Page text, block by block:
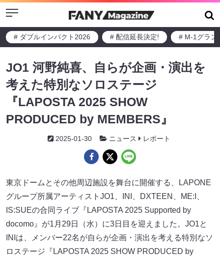
Menu
# ダブルインパクト2026 # 配信延長決定! # M-1グラン
JO1 河野純喜、自らが企画・演出を
考えた特別なソロステージ
『LAPOSTA 2025 SHOW
PRODUCED by MEMBERS』
2025-01-30 ニュース レポート
東京ドームとその他周辺施設を舞台に開催する、LAPONE
グループ所属アーティストJO1、INI、DXTEEN、ME:I、
IS:SUEの合同ライブ『LAPOSTA 2025 Supported by
docomo』が1月29日（水）に3日目を迎えました。JO1と
INIは、メンバー22名が自らが企画・演出を考える特別なソ
ロステージ『LAPOSTA 2025 SHOW PRODUCED by